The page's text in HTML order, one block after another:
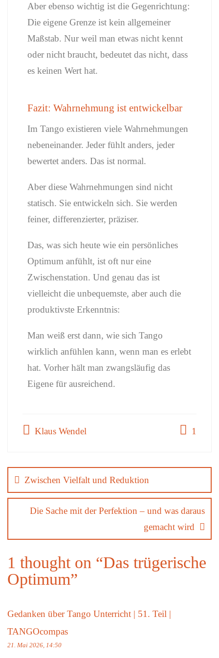
Aber ebenso wichtig ist die Gegenrichtung:
Die eigene Grenze ist kein allgemeiner
Maßstab. Nur weil man etwas nicht kennt
oder nicht braucht, bedeutet das nicht, dass
es keinen Wert hat.
Fazit: Wahrnehmung ist entwickelbar
Im Tango existieren viele Wahrnehmungen
nebeneinander. Jeder fühlt anders, jeder
bewertet anders. Das ist normal.
Aber diese Wahrnehmungen sind nicht
statisch. Sie entwickeln sich. Sie werden
feiner, differenzierter, präziser.
Das, was sich heute wie ein persönliches
Optimum anfühlt, ist oft nur eine
Zwischenstation. Und genau das ist
vielleicht die unbequemste, aber auch die
produktivste Erkenntnis:
Man weiß erst dann, wie sich Tango
wirklich anfühlen kann, wenn man es erlebt
hat. Vorher hält man zwangsläufig das
Eigene für ausreichend.
Klaus Wendel 1
Zwischen Vielfalt und Reduktion
Die Sache mit der Perfektion – und was daraus
gemacht wird
1 thought on “Das trügerische
Optimum”
Gedanken über Tango Unterricht | 51. Teil |
TANGOcompas
21. Mai 2026, 14:50